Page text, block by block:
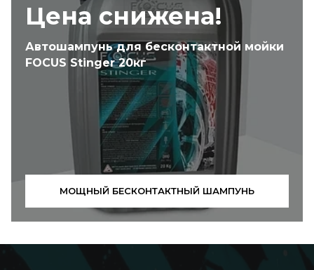
Цена снижена!
Автошампунь для бесконтактной мойки
FOCUS Stinger 20кг
МОЩНЫЙ БЕСКОНТАКТНЫЙ ШАМПУНЬ